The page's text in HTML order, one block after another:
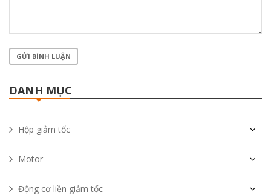
GỬI BÌNH LUẬN
DANH MỤC
Hộp giảm tốc
Motor
Động cơ liền giảm tốc